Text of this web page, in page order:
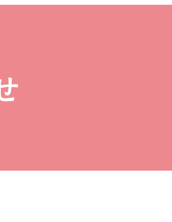
及び受付時間